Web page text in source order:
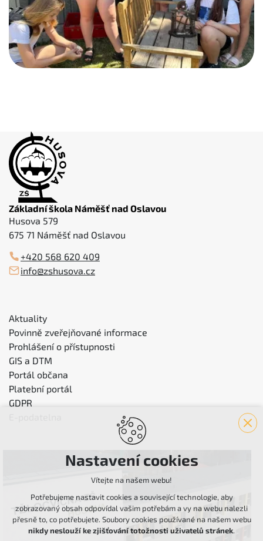
Základní škola Náměšť nad Oslavou
Husova 579
675 71 Náměšť nad Oslavou
+420 568 620 409
info@zshusova.cz
Aktuality
Povinně zveřejňované informace
Prohlášení o přístupnosti
GIS a DTM
Portál občana
Platební portál
GDPR
Nastavení cookies
Vítejte na našem webu!
Potřebujeme nastavit cookies a související technologie, aby
zobrazovaný obsah odpovídal vašim potřebám a vy na webu nalezli
přesně to, co potřebujete. Soubory cookies používané na našem webu
nikdy neslouží ke zjišťování totožnosti uživatelů stránek.